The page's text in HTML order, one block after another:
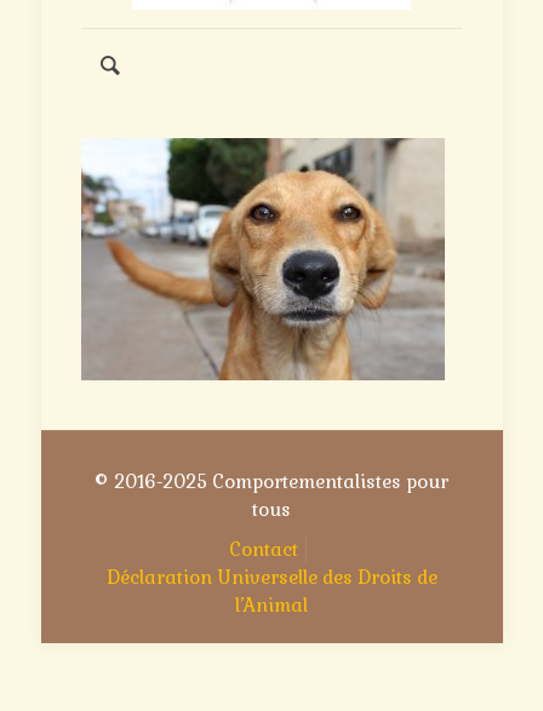
© 2016-2025 Comportementalistes pour
tous
Contact
Déclaration Universelle des Droits de
l’Animal